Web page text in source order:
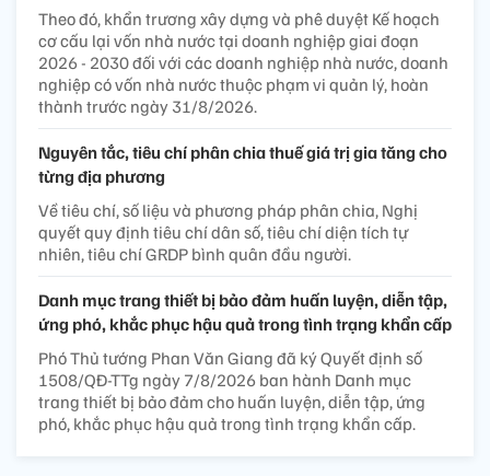
Theo đó, khẩn trương xây dựng và phê duyệt Kế hoạch
cơ cấu lại vốn nhà nước tại doanh nghiệp giai đoạn
2026 - 2030 đối với các doanh nghiệp nhà nước, doanh
nghiệp có vốn nhà nước thuộc phạm vi quản lý, hoàn
thành trước ngày 31/8/2026.
Nguyên tắc, tiêu chí phân chia thuế giá trị gia tăng cho
từng địa phương
Về tiêu chí, số liệu và phương pháp phân chia, Nghị
quyết quy định tiêu chí dân số, tiêu chí diện tích tự
nhiên, tiêu chí GRDP bình quân đầu người.
Danh mục trang thiết bị bảo đảm huấn luyện, diễn tập,
ứng phó, khắc phục hậu quả trong tình trạng khẩn cấp
Phó Thủ tướng Phan Văn Giang đã ký Quyết định số
1508/QĐ-TTg ngày 7/8/2026 ban hành Danh mục
trang thiết bị bảo đảm cho huấn luyện, diễn tập, ứng
phó, khắc phục hậu quả trong tình trạng khẩn cấp.